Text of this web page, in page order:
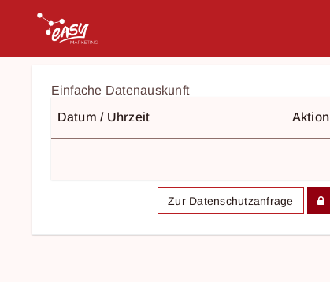
Einfache Datenauskunft
Datum / Uhrzeit
Aktion
Zur Datenschutzanfrage